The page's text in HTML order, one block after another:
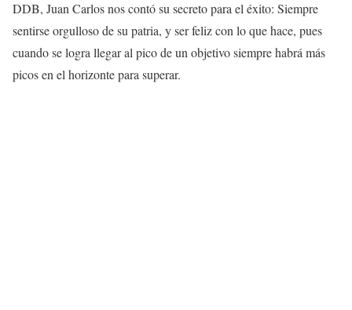
DDB, Juan Carlos nos contó su secreto para el éxito: Siempre
sentirse orgulloso de su patria, y ser feliz con lo que hace, pues
cuando se logra llegar al pico de un objetivo siempre habrá más
picos en el horizonte para superar.